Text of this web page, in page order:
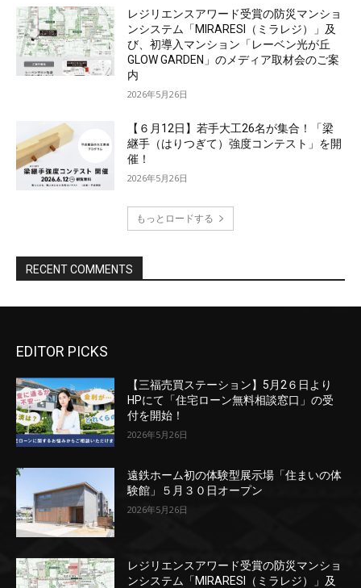
EDITOR PICKS
【三福売買ステーション】5月2６日より
HPにて「住宅ローン無料相談窓口」の受
付を開始！
2026年5月26日
遠鉄ホーム初の体験型展示場「住まいの体
験館」５月３０日オープン
2026年5月26日
レジリエンスアワード受賞の防災マンショ
ンシステム「MIRARESI（ミラレジ）」及